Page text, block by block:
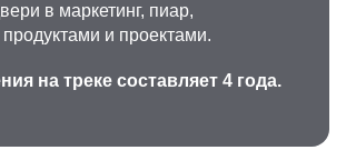
в маркетинг, пиар,
и проектами.
на треке составляет 4 года.